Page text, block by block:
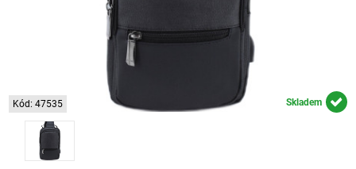
Kód: 47535 Skladem